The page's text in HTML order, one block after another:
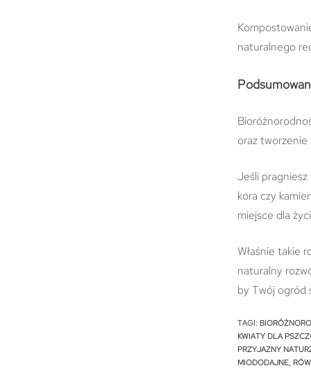
naturalnego
oraz tworzenie
Jeśli
kora czy
miejsce dla
Właśnie takie
naturalny
by Twój ogród
TAGI:
KWIATY DLA
PRZYJAZNY
MIODODAJNE,